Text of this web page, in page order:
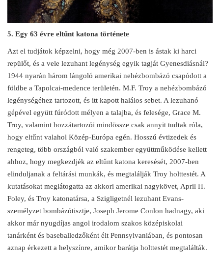
5. Egy 63 évre eltűnt katona története
Azt el tudjátok képzelni, hogy még 2007-ben is ástak ki harci
repülőt, és a vele lezuhant legénység egyik tagját Gyenesdiásnál?
1944 nyarán három lángoló amerikai nehézbombázó csapódott a
földbe a Tapolcai-medence területén. M.F. Troy a nehézbombázó
legénységéhez tartozott, és itt kapott halálos sebet. A lezuhanó
gépével együtt fúródott mélyen a talajba, és felesége, Grace M.
Troy, valamint hozzátartozói mindössze csak annyit tudtak róla,
hogy eltűnt valahol Közép-Európa egén. Hosszú évtizedek és
rengeteg, több országból való szakember együttműködése kellett
ahhoz, hogy megkezdjék az eltűnt katona keresését, 2007-ben
elinduljanak a feltárási munkák, és megtalálják Troy holttestét. A
kutatásokat meglátogatta az akkori amerikai nagykövet, April H.
Foley, és Troy katonatársa, a Szigligetnél lezuhant Evans-
személyzet bombázótisztje, Joseph Jerome Conlon hadnagy, aki
akkor már nyugdíjas angol irodalom szakos középiskolai
tanárként és baseballedzőként élt Pennsylvaniában, és pontosan
aznap érkezett a helyszínre, amikor barátja holttestét megtalálták.